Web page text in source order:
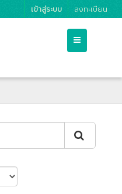
เข้าสู่ระบบ ลงทะเบียน